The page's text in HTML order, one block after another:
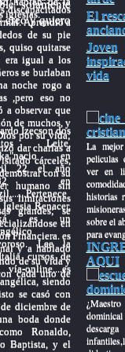
creo y quiero
iglesias.
discapacitados
Aprendió a
de su pie
quiso quitarse
era igual a los
se burlaban
noche rogo a
,pero eso no
a observar que
de muchos, y
por su vida;
dar charlas a
cárceles,
con su
humano sin
limitaciones
grandes; se
en
Financiera. es
y a hablado
de su vida y
cada uno de
Izecson dos
Leite,
en
22 el año
en
Iglesia Renacer,
es un
Lee la
cursos de
online....es
siendo
se casó con
diciembre de
boda donde
Ronaldo,
Baptista, y el
El
Joven
vida
La
peliculas
ver en
historias
sobre el
para
AQUI